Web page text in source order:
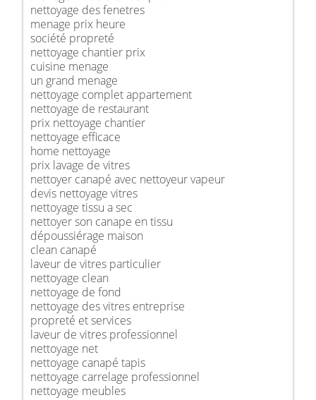
nettoyage des fenetres
menage prix heure
société propreté
nettoyage chantier prix
cuisine menage
un grand menage
nettoyage complet appartement
nettoyage de restaurant
prix nettoyage chantier
nettoyage efficace
home nettoyage
prix lavage de vitres
nettoyer canapé avec nettoyeur vapeur
devis nettoyage vitres
nettoyage tissu a sec
nettoyer son canape en tissu
dépoussiérage maison
clean canapé
laveur de vitres particulier
nettoyage clean
nettoyage de fond
nettoyage des vitres entreprise
propreté et services
laveur de vitres professionnel
nettoyage net
nettoyage canapé tapis
nettoyage carrelage professionnel
nettoyage meubles